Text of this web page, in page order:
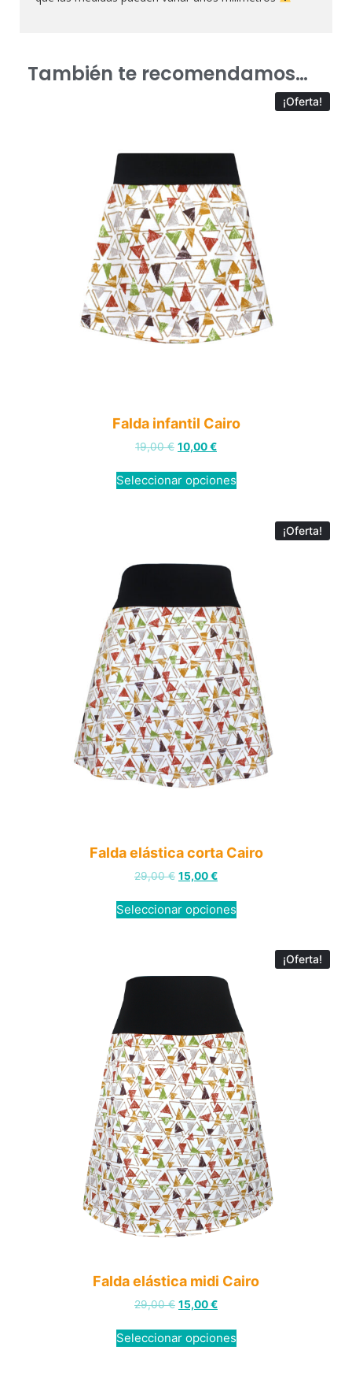
También te recomendamos…
¡Oferta!
Falda infantil Cairo
19,00€ 10,00€
Seleccionar opciones
¡Oferta!
Falda elástica corta Cairo
29,00€ 15,00€
Seleccionar opciones
¡Oferta!
Falda elástica midi Cairo
29,00€ 15,00€
Seleccionar opciones